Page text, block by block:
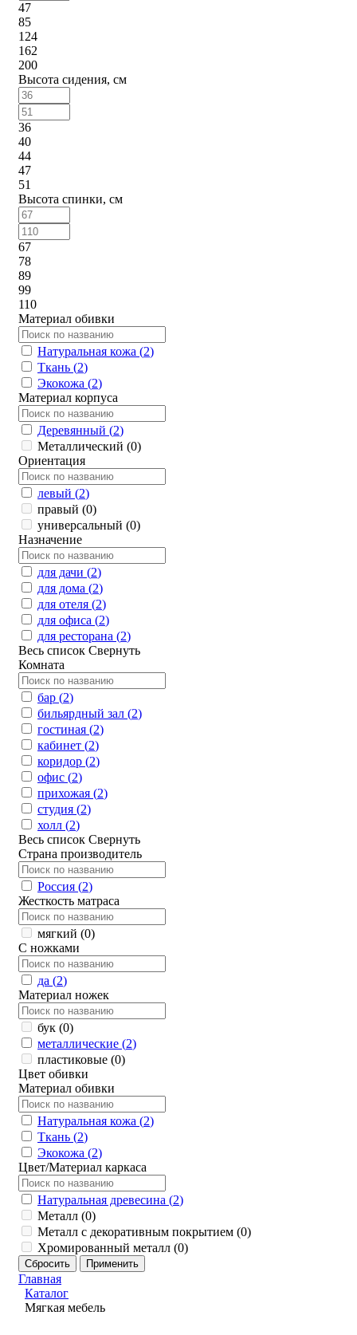
47
85
124
162
200
Высота сидения, см
36
40
44
47
51
Высота спинки, см
67
78
89
99
110
Материал обивки
Натуральная кожа (2)
Ткань (2)
Экокожа (2)
Материал корпуса
Деревянный (2)
Металлический (0)
Ориентация
левый (2)
правый (0)
универсальный (0)
Назначение
для дачи (2)
для дома (2)
для отеля (2)
для офиса (2)
для ресторана (2)
Весь список Свернуть
Комната
бар (2)
бильярдный зал (2)
гостиная (2)
кабинет (2)
коридор (2)
офис (2)
прихожая (2)
студия (2)
холл (2)
Весь список Свернуть
Страна производитель
Россия (2)
Жесткость матраса
мягкий (0)
С ножками
да (2)
Материал ножек
бук (0)
металлические (2)
пластиковые (0)
Цвет обивки
Материал обивки
Натуральная кожа (2)
Ткань (2)
Экокожа (2)
Цвет/Материал каркаса
Натуральная древесина (2)
Металл (0)
Металл с декоративным покрытием (0)
Хромированный металл (0)
Главная
Каталог
Мягкая мебель